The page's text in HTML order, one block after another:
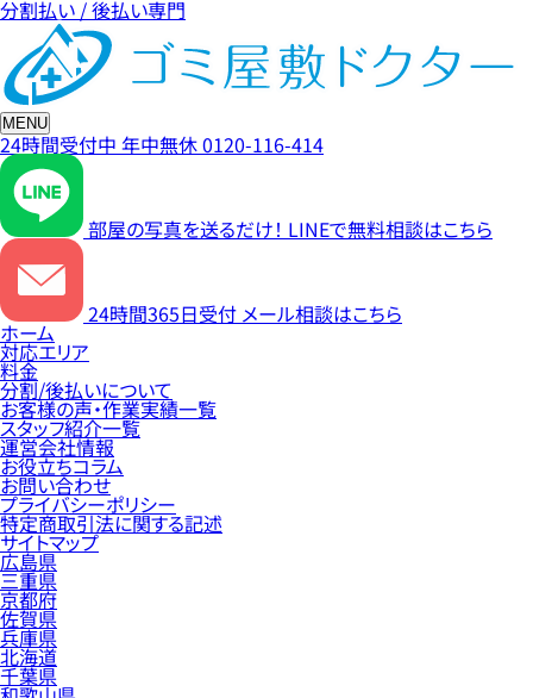
分割払い / 後払い専門
MENU
24時間受付中 年中無休0120-116-414
部屋の写真を送るだけ！ LINEで無料相談はこちら
24時間365日受付 メール相談はこちら
ホーム
対応エリア
料金
分割/後払いについて
お客様の声・作業実績一覧
スタッフ紹介一覧
運営会社情報
お役立ちコラム
お問い合わせ
プライバシーポリシー
特定商取引法に関する記述
サイトマップ
広島県
三重県
京都府
佐賀県
兵庫県
北海道
千葉県